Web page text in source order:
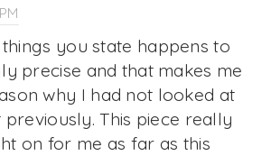
you state happens to
precise and that makes me
why I had not looked at
previously. This piece really
on for me as far as this